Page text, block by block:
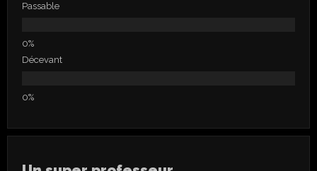
Passable
Décevant